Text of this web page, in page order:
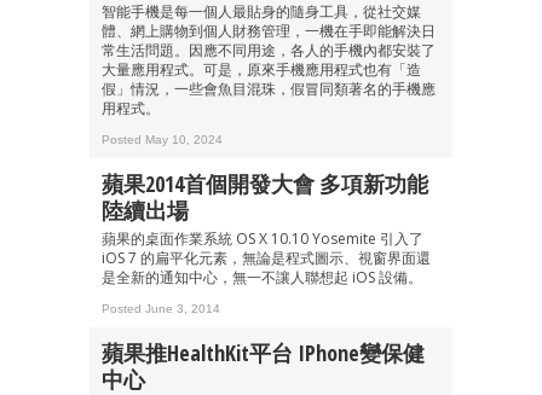
智能手機是每一個人最貼身的隨身工具，從社交媒
體、網上購物到個人財務管理，一機在手即能解決日
常生活問題。因應不同用途，各人的手機內都安裝了
大量應用程式。可是，原來手機應用程式也有「造
假」情況，一些會魚目混珠，假冒同類著名的手機應
用程式。
Posted May 10, 2024
蘋果2014首個開發大會 多項新功能
陸續出場
蘋果的桌面作業系統 OS X 10.10 Yosemite 引入了
iOS 7 的扁平化元素，無論是程式圖示、視窗界面還
是全新的通知中心，無一不讓人聯想起 iOS 設備。
Posted June 3, 2014
蘋果推HealthKit平台 IPhone變保健
中心